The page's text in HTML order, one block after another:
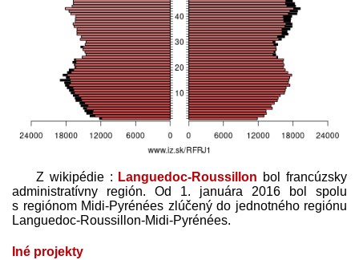
Z wikipédie : Languedoc-Roussillon bol francúzsky
administratívny región. Od 1. januára 2016 bol spolu
s regiónom Midi-Pyrénées zlúčený do jednotného regiónu
Languedoc-Roussillon-Midi-Pyrénées.
Iné projekty